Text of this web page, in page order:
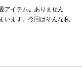
アイテム〟ありません
います。今回はそんな私